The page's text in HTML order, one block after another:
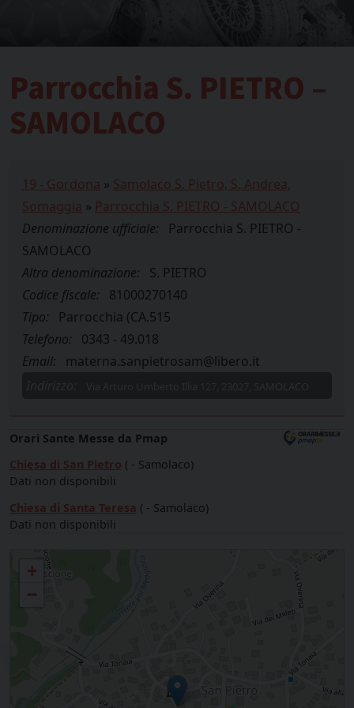
Parrocchia S. PIETRO –
SAMOLACO
19 - Gordona » Samolaco S. Pietro, S. Andrea,
Somaggia » Parrocchia S. PIETRO - SAMOLACO
Denominazione ufficiale:
Parrocchia S. PIETRO -
SAMOLACO
Altra denominazione:
S. PIETRO
Codice fiscale:
81000270140
Tipo:
Parrocchia (CA.515
Telefono:
0343 - 49.018
Email:
materna.sanpietrosam@libero.it
Orari Sante Messe da Pmap
Chiesa di San Pietro ( - Samolaco)
Dati non disponibili
Chiesa di Santa Teresa ( - Samolaco)
Dati non disponibili
Parrocchia S. PIETRO - SAMOLACO
+
−